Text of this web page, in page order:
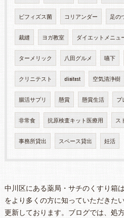
ビフィズス菌 コリアンダー 足の
裁縫 ヨガ教室 ダイエットメニュ
ターメリック 八田グルメ 嚥下
クリニテスト clinitest 空気清浄樹
腸活サプリ 懸賞 懸賞生活 プ
非常食 抗原検査キット医療用 ス
事務所貸出 スペース貸出 妊活
中川区にある薬局・サチのくすり箱
をより多くの方に知っていただきた
更新しております。ブログでは、処